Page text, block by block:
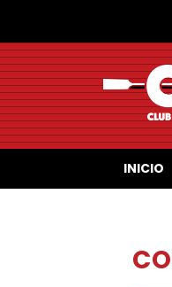
INICIO